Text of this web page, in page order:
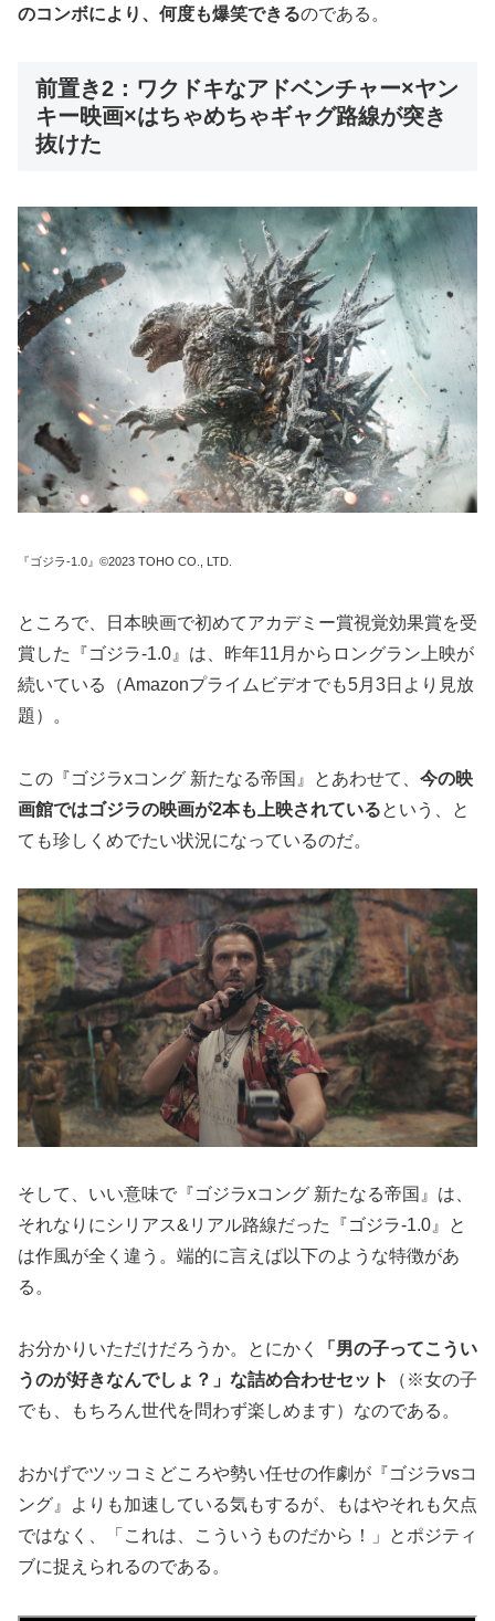
のコンボにより、何度も爆笑できるのである。
前置き2：ワクドキなアドベンチャー×ヤン
キー映画×はちゃめちゃギャグ路線が突き
抜けた
『ゴジラ-1.0』©️2023 TOHO CO., LTD.
ところで、日本映画で初めてアカデミー賞視覚効果賞を受
賞した『ゴジラ-1.0』は、昨年11月からロングラン上映が
続いている（Amazonプライムビデオでも5月3日より見放
題）。
この『ゴジラxコング 新たなる帝国』とあわせて、 今の映
画館ではゴジラの映画が2本も上映されているという、と
ても珍しくめでたい状況になっているのだ。
そして、いい意味で『ゴジラxコング 新たなる帝国』は、
それなりにシリアス&リアル路線だった『ゴジラ-1.0』と
は作風が全く違う。端的に言えば以下のような特徴があ
る。
お分かりいただけだろうか。とにかく
「男の子ってこうい
うのが好きなんでしょ？」な詰め合わせセット
（※女の子
でも、もちろん世代を問わず楽しめます）なのである。
おかげでツッコミどころや勢い任せの作劇が『ゴジラvsコ
ング』よりも加速している気もするが、もはやそれも欠点
ではなく、「これは、こういうものだから！」とポジティ
ブに捉えられるのである。